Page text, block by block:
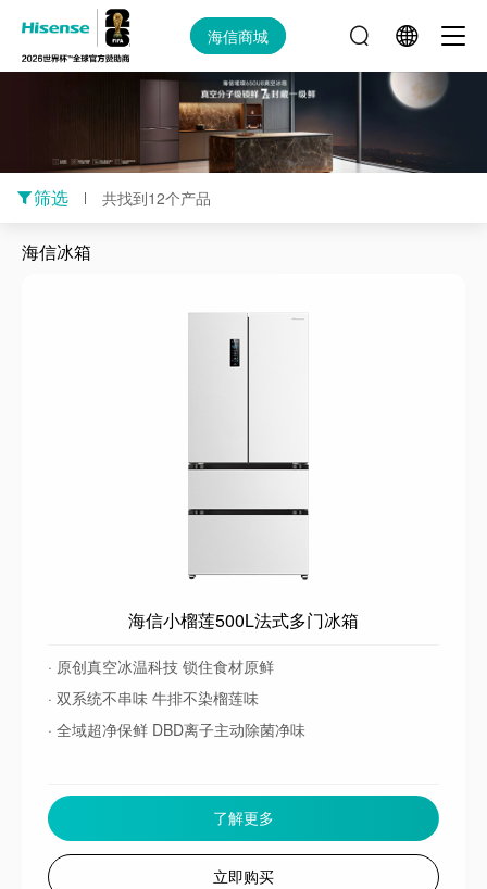
海信商城
筛选 共找到12个产品
海信冰箱
海信小榴莲500L法式多门冰箱
· 原创真空冰温科技 锁住食材原鲜
· 双系统不串味 牛排不染榴莲味
· 全域超净保鲜 DBD离子主动除菌净味
了解更多
立即购买